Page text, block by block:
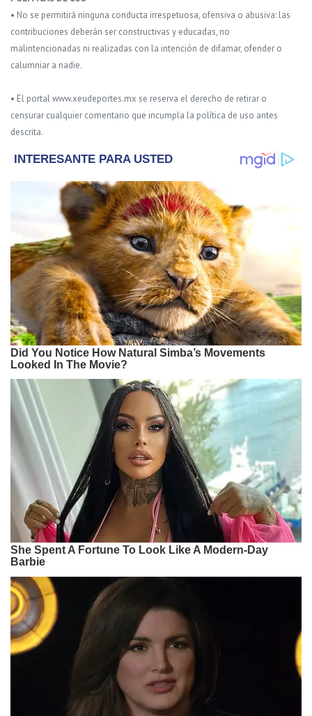
• No se permitirá ninguna conducta irrespetuosa, ofensiva o abusiva: las
contribuciones deberán ser constructivas y educadas, no
malintencionadas ni realizadas con la intención de difamar, ofender o
calumniar a nadie.
• El portal www.xeudeportes.mx se reserva el derecho de retirar o
censurar cualquier comentario que incumpla la política de uso antes
descrita.